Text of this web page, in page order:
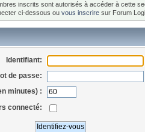
inscrits sont autorisés à accéder à cette
ci-dessous ou vous inscriresur Forum
Identifiant:
de passe:
minutes) :
connecté: